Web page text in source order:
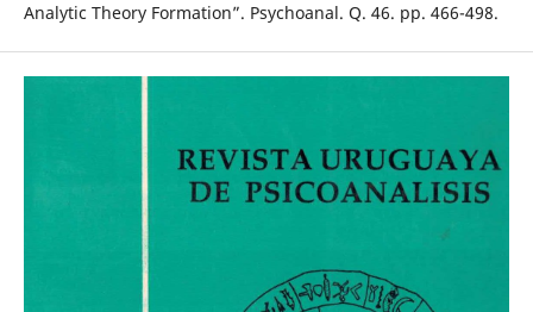
Analytic Theory Formation”. Psychoanal. Q. 46. pp. 466-498.